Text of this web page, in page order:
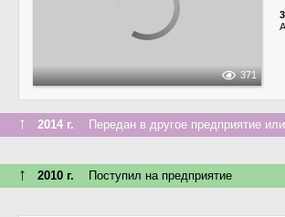
371
↑ 2014 г. Передан в другое предприятие
↑ 2010 г. Поступил на предприятие